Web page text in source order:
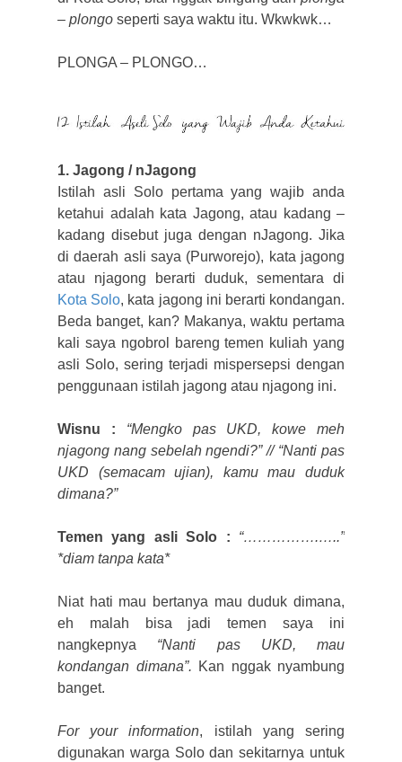
– plongo seperti saya waktu itu. Wkwkwk…
PLONGA – PLONGO…
1. Jagong / nJagong
Istilah asli Solo pertama yang wajib anda
ketahui adalah kata Jagong, atau kadang –
kadang disebut juga dengan nJagong. Jika
di daerah asli saya (Purworejo), kata jagong
atau njagong berarti duduk, sementara di
Kota Solo, kata jagong ini berarti kondangan.
Beda banget, kan? Makanya, waktu pertama
kali saya ngobrol bareng temen kuliah yang
asli Solo, sering terjadi mispersepsi dengan
penggunaan istilah jagong atau njagong ini.
Wisnu : “Mengko pas UKD, kowe meh
njagong nang sebelah ngendi?” // “Nanti pas
UKD (semacam ujian), kamu mau duduk
dimana?”
Temen yang asli Solo :
“…………….…..”
*diam tanpa kata*
Niat hati mau bertanya mau duduk dimana,
eh malah bisa jadi temen saya ini
nangkepnya “Nanti pas UKD, mau
kondangan dimana”. Kan nggak nyambung
banget.
For your information, istilah yang sering
digunakan warga Solo dan sekitarnya untuk